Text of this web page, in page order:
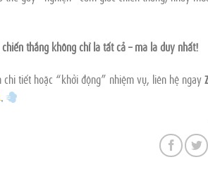
chiến thắng không chỉ là tất cả – mà là duy nhất!
tiết hoặc “khởi động” nhiệm vụ, liên hệ ngay